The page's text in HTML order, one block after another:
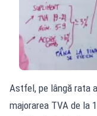
Astfel, pe lângă rata
majorarea TVA de la